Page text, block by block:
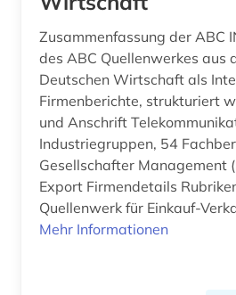
auslandsvermögen (1)
auslandsverschuldung (3)
ausländer (1)
ausschreibung (1)
Osmanisches Reich (1)
Ostasien (5)
Osteuropa (10)
Ostmitteleuropa (4)
Polen (5)
Portugal (3)
Zusammenfassung der ABC
des ABC Quellenwerkes aus
Deutschen Wirtschaft als
Firmenberichte, strukturiert wie folgt:
und Anschrift Telekommunikation Branche (25
Industriegruppen, 54
Gesellschafter Management (I. und II. Ebene)
Export Firmendetails Rubriken aus dem ABC
Quellenwerk für Einkauf-
Mehr Informationen